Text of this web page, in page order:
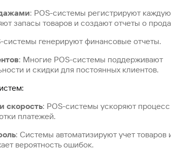
: POS-системы регистрируют каждую
запасы товаров и создают отчеты о
системы генерируют финансовые отчеты.
: Многие POS-системы поддерживают
и скидки для постоянных клиентов.
скорость: POS-системы ускоряют процесс
платежей.
: Системы автоматизируют учет товаров
вероятность ошибок.